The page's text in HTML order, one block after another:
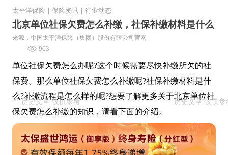
太平洋保险 保险资讯 行业动态
北京单位社保欠费怎么补缴，社保补缴材料是什么
来源：中国太平洋保险（集团）股份有限公司官网
963
单位社保欠费怎么办呢?这个时候需要尽快补缴所欠的社
保费。那么单位社保欠费怎么补缴呢?社保补缴材料是什
么?补缴流程是怎么样的呢?想要了解更多关于北京单位社
保欠费怎么补缴的知识，请看下面的介绍。